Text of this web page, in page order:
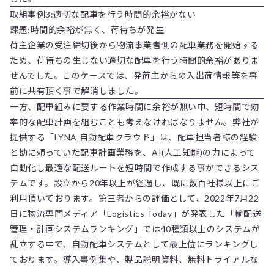
取組事例3:適切な配車を行う時間的余裕がない
課題:時間的余裕が無く、荷待ちが発生
荷主企業の受注締切後から物流事業者側の配車業務を開始する
ため、荷待ちの生じない適切な配車を行う時間的余裕がありま
せんでした。このケースでは、発荷主からの入出荷情報等を事
前に共有頂く事で解消しました。
一方、配車組みに要する作業時間に余裕が無い中、短時間で効
率的な配車計画を組むことも考えなければなりません。弊社が
提供する「LYNA 自動配車クラウド」は、配車担当者様の経験
と勘に頼っていた配車計画業務を、AI(人工知能)の力によって
自動化し最適な配送ルートを短時間で作成する事ができるシス
テムです。設立から20年以上が経過し、既に数百社様以上にご
利用頂いております。第三者からの評価として、2022年7月22
日に物流専門メディア「Logistics Today」が発表した「輸配送
管理・計画システムランキング」では40種類以上のシステムが
乱立する中で、自動配車システムとして最上位にランキングし
ております。導入事例集や、製品説明資料、無料トライアルな